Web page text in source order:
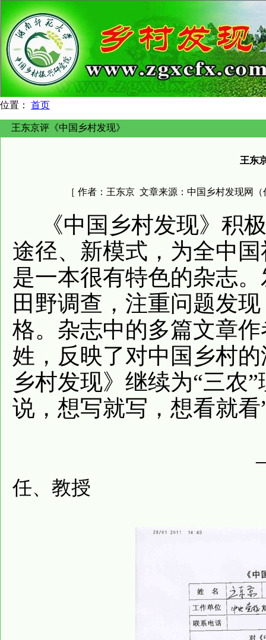
位置： 首页
王东京评《中国乡村发现》
王东
［ 作者： 王东京 文章来源： 中国乡村发现网
《中国乡村发现》积
途径、新模式，为全中
是一本很有特色的杂志
田野调查，注重问题发
格。杂志中的多篇文章
姓，反映了对中国乡村
乡村发现》继续为“三农
说，想写就写，想看就看
任、教授